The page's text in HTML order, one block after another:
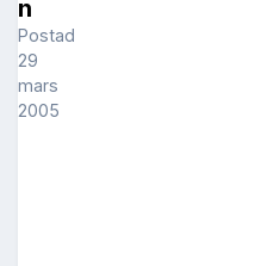
n
Postad
29
mars
2005